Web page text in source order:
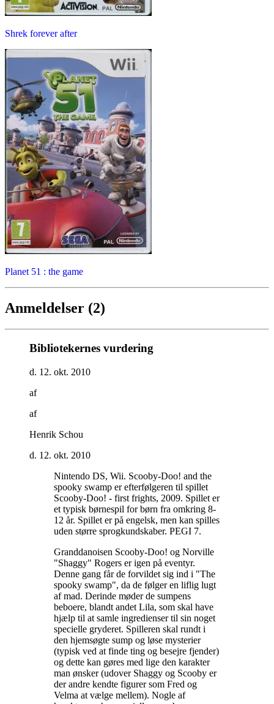
Shrek forever after
Planet 51 : the game
Anmeldelser (2)
Bibliotekernes vurdering
d. 12. okt. 2010
af
af
Henrik Schou
d. 12. okt. 2010
Nintendo DS, Wii. Scooby-Doo! and the
spooky swamp er efterfølgeren til spillet
Scooby-Doo! - first frights, 2009. Spillet er
et typisk børnespil for børn fra omkring 8-
12 år. Spillet er på engelsk, men kan spilles
uden større sprogkundskaber. PEGI 7.
Granddanoisen Scooby-Doo! og Norville
"Shaggy" Rogers er igen på eventyr.
Denne gang får de forvildet sig ind i "The
spooky swamp", da de følger en liflig lugt
af mad. Derinde møder de sumpens
beboere, blandt andet Lila, som skal have
hjælp til at samle ingredienser til sin noget
specielle gryderet. Spilleren skal rundt i
den hjemsøgte sump og løse mysterier
(typisk ved at finde ting og besejre fjender)
og dette kan gøres med lige den karakter
man ønsker (udover Shaggy og Scooby er
der andre kendte figurer som Fred og
Velma at vælge mellem). Nogle af